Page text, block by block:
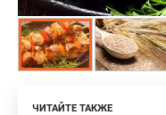
ЧИТАЙТЕ ТАКЖЕ